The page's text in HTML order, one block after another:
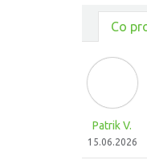
Co
Patrik V.
15.06.2026